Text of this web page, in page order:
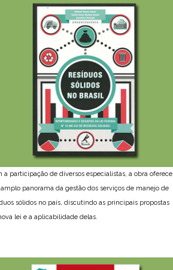
a participação de diversos especialistas, a obra oferece
panorama da gestão dos serviços de manejo de
sólidos no país, discutindo as principais propostas
lei e a aplicabilidade delas.